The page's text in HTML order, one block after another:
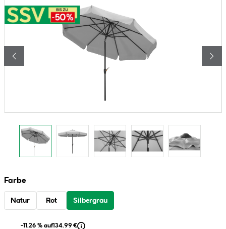
Farbe
Natur Rot Silbergrau
-11.26 % auf134.99 €